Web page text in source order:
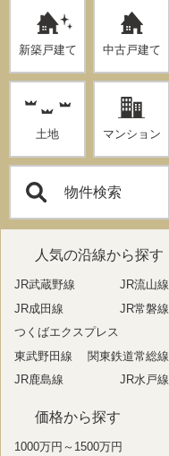
新築戸建て 中古戸建て
土地 マンション
物件検索
人気の沿線から探す
JR武蔵野線
JR流山線
JR成田線
JR常磐線
つくばエクスプレス
東武野田線
関東鉄道常総線
JR鹿島線
JR水戸線
価格から探す
1000万円～1500万円